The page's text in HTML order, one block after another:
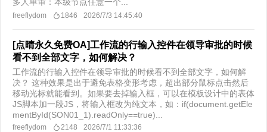
freeflydom 1846 2026/7/3 14:45:40
[点晴永久免费OA]工作流的行输入控件在领导审批的时候
看不到全部文字，如何解决？
工作流的行输入控件在领导审批的时候看不到全部文字，如何解
决？ 这种效果是出于避免表格变形考虑，超出部分鼠标点击然后
移动光标就能看到。如果要去掉输入框，可以在模板设计中的表体
JS脚本加一段JS，将输入框改为纯文本，如：if(document.getEle
mentById(SON01_1).readOnly==true)...
freeflydom 2148 2026/7/1 11:33:36